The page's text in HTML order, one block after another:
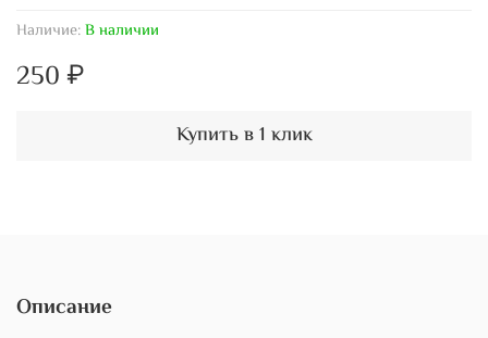
Наличие:В наличии
250 ₽
Купить в 1 клик
Описание